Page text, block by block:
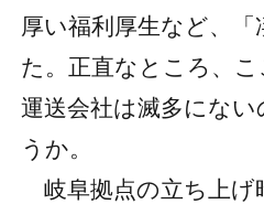
厚い福利厚生など、
た。正直なところ、
運送会社は滅多にな
うか。
岐阜拠点の立ち上げ